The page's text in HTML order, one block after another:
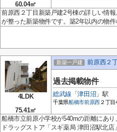
60.04㎡
前原西２丁目新築戸建2号棟の詳しい情
が整った新築物件です。築2年以内の物
4LDK
75.41㎡
新築一戸建 前原西２
過去掲載物件
総武線 「津田沼 」駅
千葉県船橋市前原西２丁目
船橋市立前原小学校が540mの距離にあ
ドラッグストア「スギ薬局 津田沼駅北